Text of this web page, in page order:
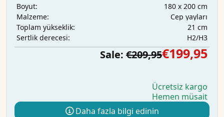
Boyut:
180 x 200 cm
Malzeme:
Cep yayları
Toplam yükseklik:
21 cm
Sertlik derecesi:
H2/H3
Sale: €209,95€199,95
Ücretsiz kargo
Hemen müsait
Daha fazla bilgi edinin